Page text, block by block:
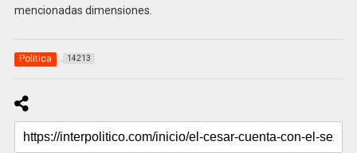
mencionadas dimensiones.
Politica 14213